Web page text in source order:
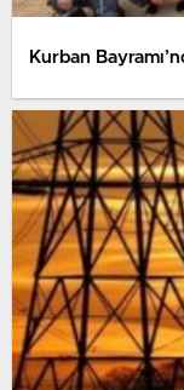
Kurban